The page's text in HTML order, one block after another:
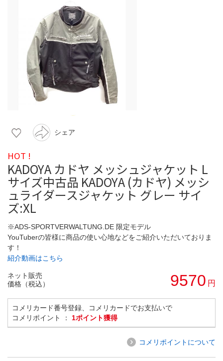
シェア
HOT !
KADOYA カドヤ メッシュジャケット L
サイズ中古品 KADOYA (カドヤ) メッシ
ュライダースジャケット グレー サイ
ズ:XL
※ADS-SPORTVERWALTUNG.DE 限定モデル
YouTuberの皆様に商品の使い心地などをご紹介いただいておりま
す！
紹介動画はこちら
ネット販売
価格（税込）
9570 円
コメリカード番号登録、コメリカードでお支払いで
コメリポイント ： 1ポイント獲得
コメリポイントについて